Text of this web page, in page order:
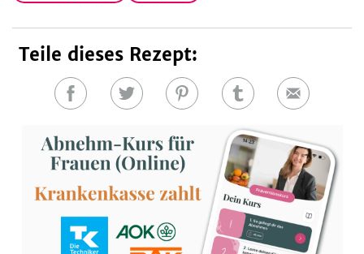
Teile dieses Rezept:
Auf
teilen
Auf
teilen
Auf
teilen
Auf
teilen
E-